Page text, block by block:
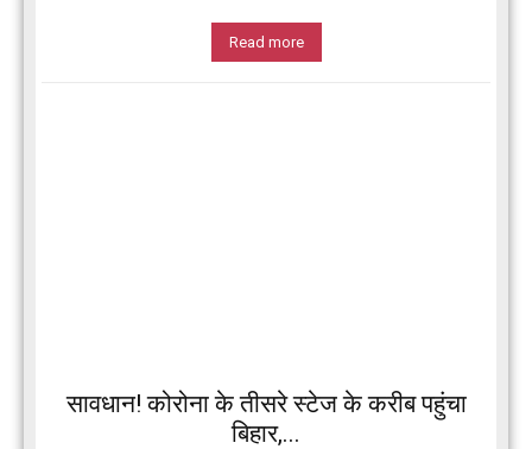
Read more
सावधान! कोरोना के तीसरे स्टेज के करीब पहुंचा
बिहार,...